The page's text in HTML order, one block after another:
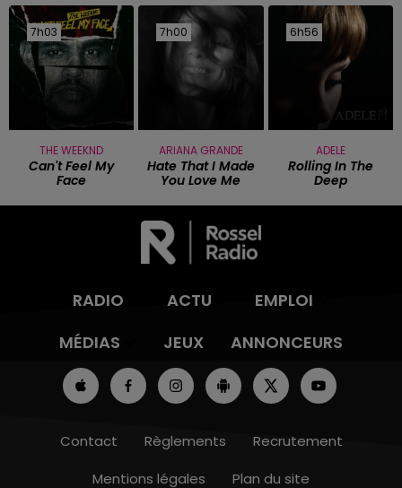
7h03
7h03
THE WEEKND
Can't Feel My
Face
7h00
7h00
ARIANA GRANDE
Hate That I Made
You Love Me
6h56
6h56
ADELE
Rolling In The
Deep
RADIO ACTU
EMPLOI
MÉDIAS
JEUX ANNONCEURS
Contact Règlements
Recrutement
Mentions légales
Plan du site